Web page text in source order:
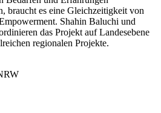
braucht es eine Gleichzeitigkeit von
Shahin Baluchi und
das Projekt auf Landesebene
regionalen Projekte.